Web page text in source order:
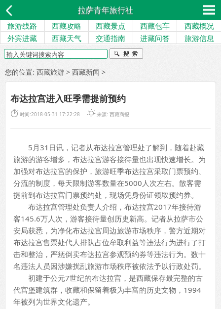
拉萨青年旅行社
旅游线路 西藏攻略 西藏景点 西藏包车
西藏概况
外宾进藏
西藏天气 交通指南 进藏问答 旅游信息
您的位置: 西藏旅游 > 西藏新闻 >
布达拉宫进入旺季需提前预约
 时间:2018-05-31 17:22:28 来源: 西藏商报
5月31日讯，记者从布达拉宫管理处了解到，随着赴藏
旅游的游客增多，布达拉宫游客接待量也出现快速增长。为
加强对布达拉宫的保护，旅游旺季布达拉宫采取门票预约、
分流的制度，每天限制游客数量在5000人次左右。散客需
提前到布达拉宫门票预约处，现场凭身份证领取预约券。
布达拉宫管理处负责人介绍，布达拉宫2017年接待游
客145.6万人次，游客接待量创历史新高。记者从拉萨市公
安局获悉，为净化布达拉宫周边旅游市场秩序，警方近期对
布达拉宫售票处代人排队占位牟取利益等违法行为进行了打
击和整治，严惩倒卖布达拉宫参观预约券等违法行为。数十
名违法人员因涉嫌扰乱旅游市场秩序被依法予以行政处罚。
初建于公元7世纪的布达拉宫，是西藏保存最完整的古
代宫堡建筑群，收藏和保留着极为丰富的历史文物，1994
年被列为世界文化遗产。